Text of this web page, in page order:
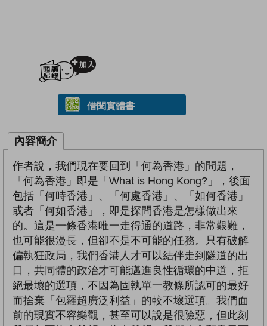
借閱實體書
內容簡介
作者說，我們現在要回到「何為香港」的問題，
「何為香港」即是「What is Hong Kong?」，後面
包括「何時香港」、「何處香港」、「如何香港」
或者「何如香港」，即是探問香港是怎樣做出來
的。這是一條香港唯一走得通的道路，非常艱難，
也可能很漫長，但卻不是不可能的任務。只有破解
偏執狂政局，我們香港人才可以結伴走到隧道的出
口，共同體的政治才可能邁進良性循環的中道，拒
絕最壞的選項，不因為固執單一教條所認可的最好
而捨棄「包羅超廣泛利益」的較不壞選項。我們面
前的現實不容樂觀，甚至可以說是很險惡，但此刻